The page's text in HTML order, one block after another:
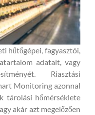
hűtőgépei, fagyasztói,
adatait, vagy
Riasztási
Monitoring azonnal
tárolási hőmérséklete
akár azt megelőzően